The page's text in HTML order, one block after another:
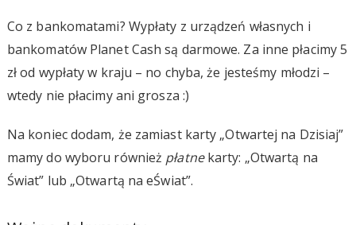
Co z bankomatami? Wypłaty z urządzeń własnych i
bankomatów Planet Cash są darmowe. Za inne płacimy 5
zł od wypłaty w kraju – no chyba, że jesteśmy młodzi –
wtedy nie płacimy ani grosza :)
Na koniec dodam, że zamiast karty „Otwartej na Dzisiaj”
mamy do wyboru również płatnekarty: „Otwartą na
Świat” lub „Otwartą na eŚwiat”.